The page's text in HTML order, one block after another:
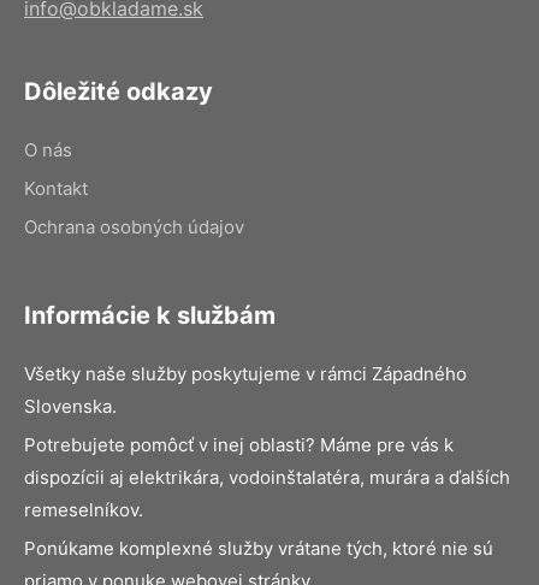
info@obkladame.sk
Dôležité odkazy
O nás
Kontakt
Ochrana osobných údajov
Informácie k službám
Všetky naše služby poskytujeme v rámci Západného
Slovenska.
Potrebujete pomôcť v inej oblasti? Máme pre vás k
dispozícii aj elektrikára, vodoinštalatéra, murára a ďalších
remeselníkov.
Ponúkame komplexné služby vrátane tých, ktoré nie sú